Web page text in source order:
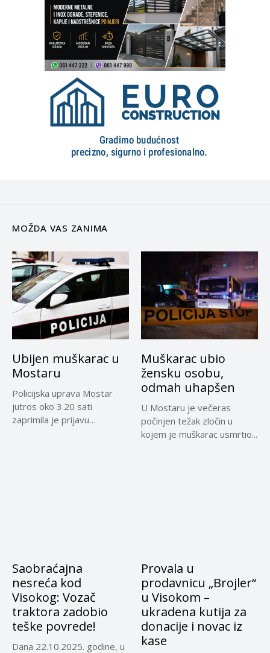
MOŽDA VAS ZANIMA
Ubijen muškarac u
Mostaru
Policijska uprava Mostar
jutros oko 3.20 sati
zaprimila je prijavu
Muškarac ubio
žensku osobu,
odmah uhapšen
U Mostaru je večeras
počinjen težak zločin u
kojem je muškarac usmrtio...
Saobraćajna
nesreća kod
Visokog: Vozač
traktora zadobio
teške povrede!
Dana 22.10.2025. godine, u
Provala u
prodavnicu „Brojler“
u Visokom –
ukradena kutija za
donacije i novac iz
kase